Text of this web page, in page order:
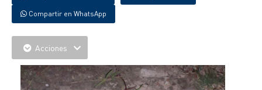
Compartir en WhatsApp
Acciones